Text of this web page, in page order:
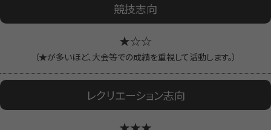
競技志向
★☆☆
（★が多いほど、大会等での成績を重視して活動します。）
レクリエーション志向